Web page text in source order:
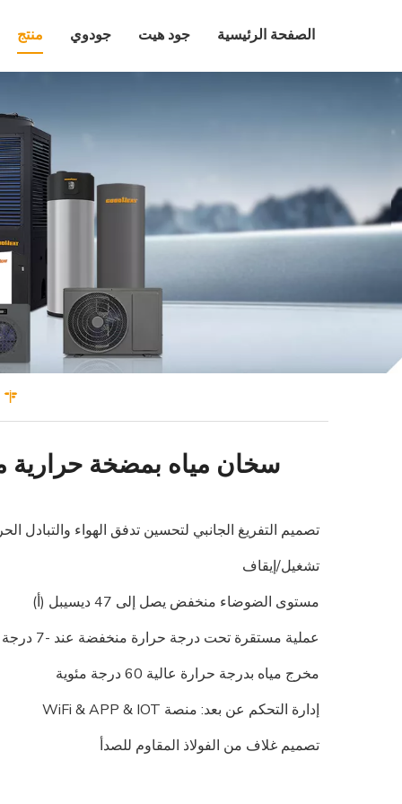
الصفحة الرئيسية جود هيت جودوي منتج
سخان مياه بمضخة حرارية
تصميم التفريغ الجانبي لتحسين تدفق الهواء والتبادل
تشغيل/إيقاف
مستوى الضوضاء منخفض يصل إلى 47 ديسيبل (أ)
عملية مستقرة تحت درجة حرارة منخفضة عند -7 درجة مئوية
مخرج مياه بدرجة حرارة عالية 60 درجة مئوية
إدارة التحكم عن بعد: منصة WiFi & APP & IOT
تصميم غلاف من الفولاذ المقاوم للصدأ